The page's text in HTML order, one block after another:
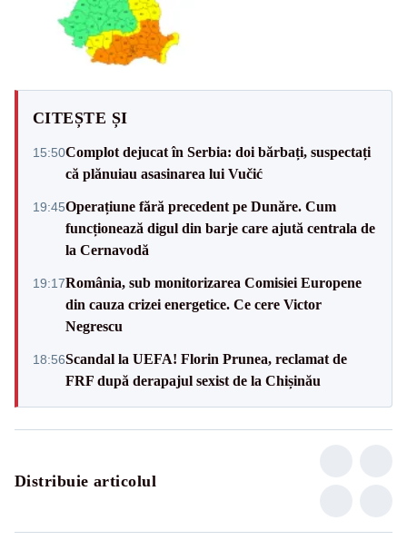
CITEȘTE ȘI
15:50Complot dejucat în Serbia: doi bărbați, suspectați
că plănuiau asasinarea lui Vučić
19:45Operațiune fără precedent pe Dunăre. Cum
funcționează digul din barje care ajută centrala de
la Cernavodă
19:17România, sub monitorizarea Comisiei Europene
din cauza crizei energetice. Ce cere Victor
Negrescu
18:56Scandal la UEFA! Florin Prunea, reclamat de
FRF după derapajul sexist de la Chișinău
Distribuie articolul